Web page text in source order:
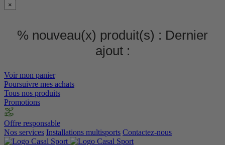
×
% nouveau(x) produit(s) : Dernier
ajout :
Voir mon panier
Poursuivre mes achats
Tous nos produits
Promotions
Offre responsable
Nos services Installations multisports Contactez-nous